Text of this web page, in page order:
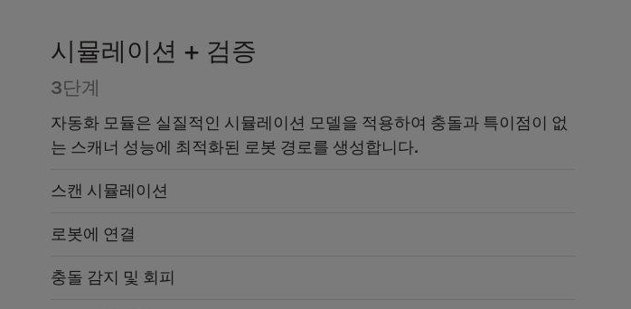
시뮬레이션 + 검증
3단계
자동화 모듈은 실질적인 시뮬레이션 모델을 적용하여 충돌과 특이점이 없
는 스캐너 성능에 최적화된 로봇 경로를 생성합니다.
스캔 시뮬레이션
로봇에 연결
충돌 감지 및 회피